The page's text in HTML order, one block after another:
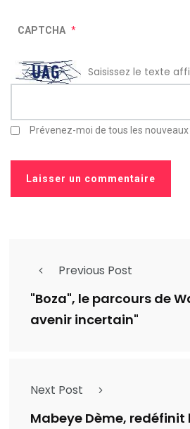
CAPTCHA *
Saisissez le texte
Prévenez-moi de tous les nouveaux
Previous Post
"Boza", le parcours de
avenir incertain"
Next Post
Mabeye Dème, redéfinit